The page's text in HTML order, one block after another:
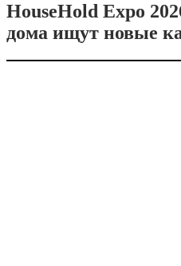
HouseHold Expo
дома ищут новые